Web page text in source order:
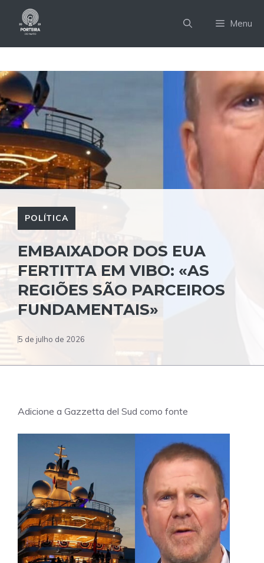
Menu
POLÍTICA
EMBAIXADOR DOS EUA
FERTITTA EM VIBO: «AS
REGIÕES SÃO PARCEIROS
FUNDAMENTAIS»
5 de julho de 2026
Adicione a Gazzetta del Sud como fonte